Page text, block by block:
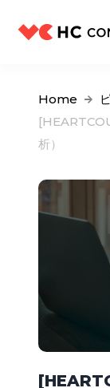
Home
析）